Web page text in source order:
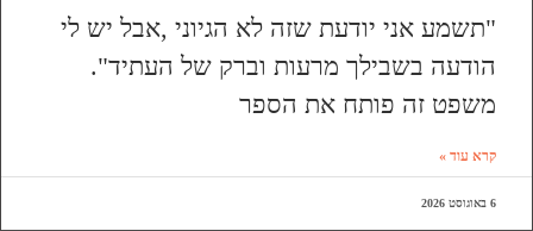
"תשמע אני יודעת שזה לא הגיוני ,אבל יש לי
הודעה בשבילך מרעות וברק של העתיד".
משפט זה פותח את הספר
קרא עוד »
6 באוגוסט 2026